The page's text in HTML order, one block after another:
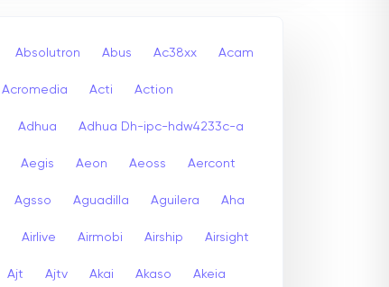
Absolutron Abus Ac38xx Acam
Acromedia Acti Action
Adhua Adhua Dh-ipc-hdw4233c-a
Aegis Aeon Aeoss Aercont
Agsso Aguadilla Aguilera Aha
Airlive Airmobi Airship Airsight
Ajt Ajtv Akai Akaso Akeia